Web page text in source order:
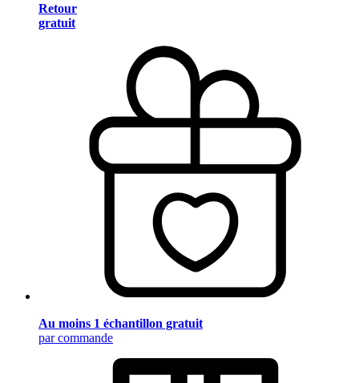
Retour
gratuit
Au moins 1 échantillon gratuit
par commande